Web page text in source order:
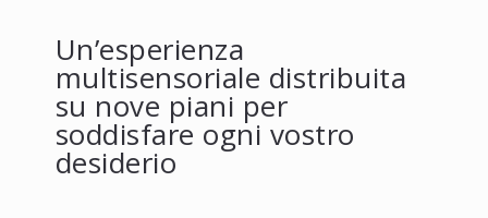
Un’esperienza
multisensoriale distribuita
su nove piani per
soddisfare ogni vostro
desiderio